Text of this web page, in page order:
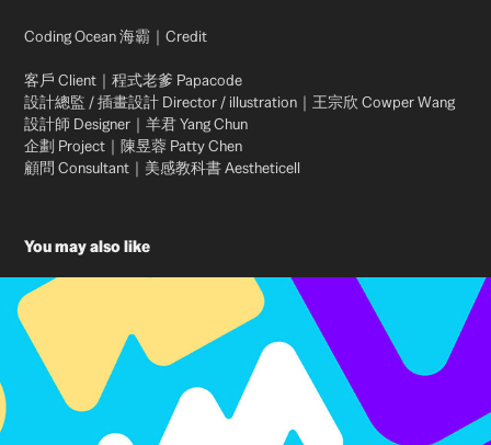
Coding Ocean 海霸｜Credit
客戶 Client｜程式老爹 Papacode
設計總監 / 插畫設計 Director / illustration｜王宗欣 Cowper Wang
設計師 Designer｜羊君 Yang Chun
企劃 Project｜陳昱蓉 Patty Chen
顧問 Consultant｜美感教科書 Aestheticell
You may also like